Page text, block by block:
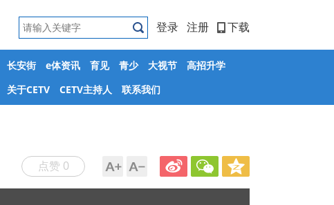
登录 注册 下载
长安街 e体资讯 育见 青少 大视节
高招升学
关于CETV CETV主持人 联系我们
点赞 0